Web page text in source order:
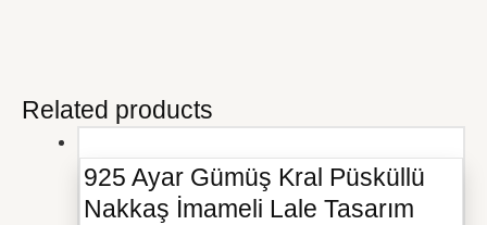
Related products
925 Ayar Gümüş Kral Püsküllü
Nakkaş İmameli Lale Tasarım